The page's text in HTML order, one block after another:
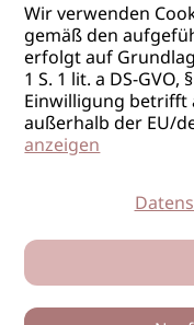
Wir verwenden
gemäß den
erfolgt auf
1 S. 1 lit. a DS-GVO,
Einwilligung betrifft
außerhalb der EU/
anzeigen